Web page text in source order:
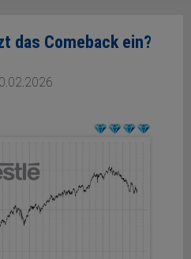
das Comeback ein?